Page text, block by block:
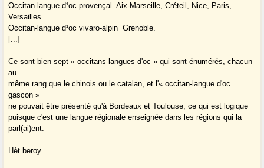
Occitan-langue d¹oc provençal ­ Aix-Marseille, Créteil, Nice, Paris,
Versailles.
Occitan-langue d¹oc vivaro-alpin ­ Grenoble.
[...]
Ce sont bien sept « occitans-langues d'oc » qui sont énumérés, chacun
au
même rang que le chinois ou le catalan, et l'« occitan-langue d'oc
gascon »
ne pouvait être présenté qu'à Bordeaux et Toulouse, ce qui est logique
puisque c'est une langue régionale enseignée dans les régions qui la
parl(ai)ent.
Hèt beroy.